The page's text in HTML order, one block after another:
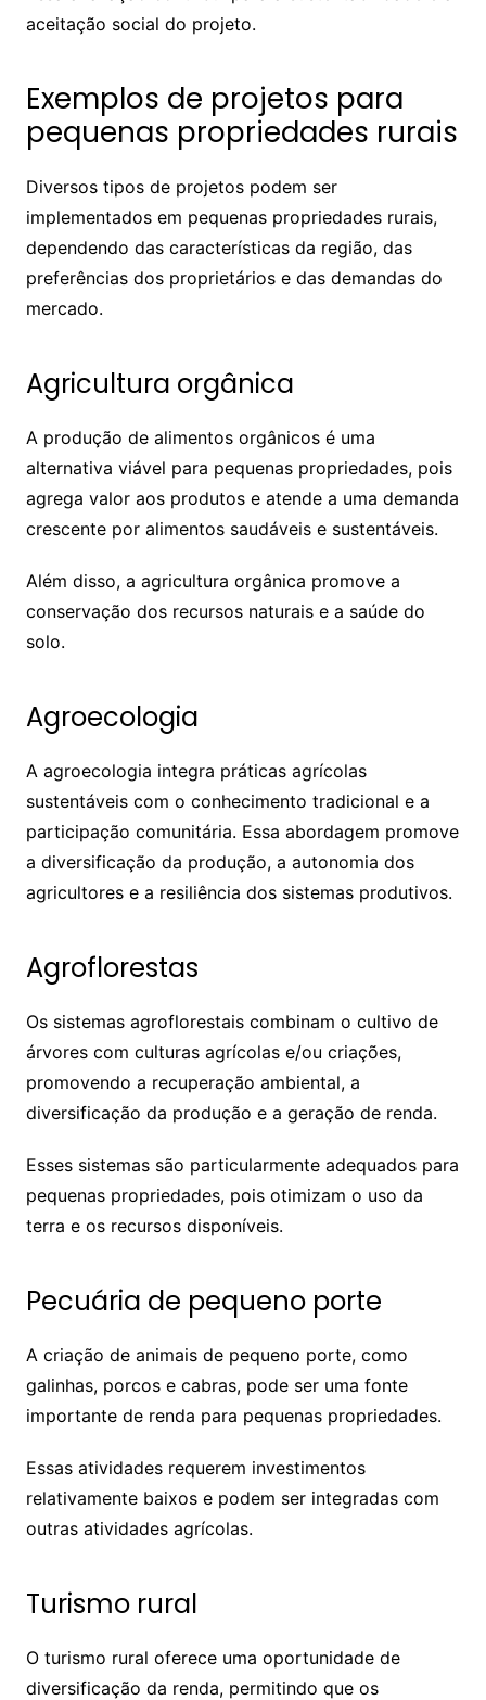
aceitação social do projeto.
Exemplos de projetos para
pequenas propriedades rurais
Diversos tipos de projetos podem ser
implementados em pequenas propriedades rurais,
dependendo das características da região, das
preferências dos proprietários e das demandas do
mercado.
Agricultura orgânica
A produção de alimentos orgânicos é uma
alternativa viável para pequenas propriedades, pois
agrega valor aos produtos e atende a uma demanda
crescente por alimentos saudáveis e sustentáveis.
Além disso, a agricultura orgânica promove a
conservação dos recursos naturais e a saúde do
solo.
Agroecologia
A agroecologia integra práticas agrícolas
sustentáveis com o conhecimento tradicional e a
participação comunitária. Essa abordagem promove
a diversificação da produção, a autonomia dos
agricultores e a resiliência dos sistemas produtivos.
Agroflorestas
Os sistemas agroflorestais combinam o cultivo de
árvores com culturas agrícolas e/ou criações,
promovendo a recuperação ambiental, a
diversificação da produção e a geração de renda.
Esses sistemas são particularmente adequados para
pequenas propriedades, pois otimizam o uso da
terra e os recursos disponíveis.
Pecuária de pequeno porte
A criação de animais de pequeno porte, como
galinhas, porcos e cabras, pode ser uma fonte
importante de renda para pequenas propriedades.
Essas atividades requerem investimentos
relativamente baixos e podem ser integradas com
outras atividades agrícolas.
Turismo rural
O turismo rural oferece uma oportunidade de
diversificação da renda, permitindo que os